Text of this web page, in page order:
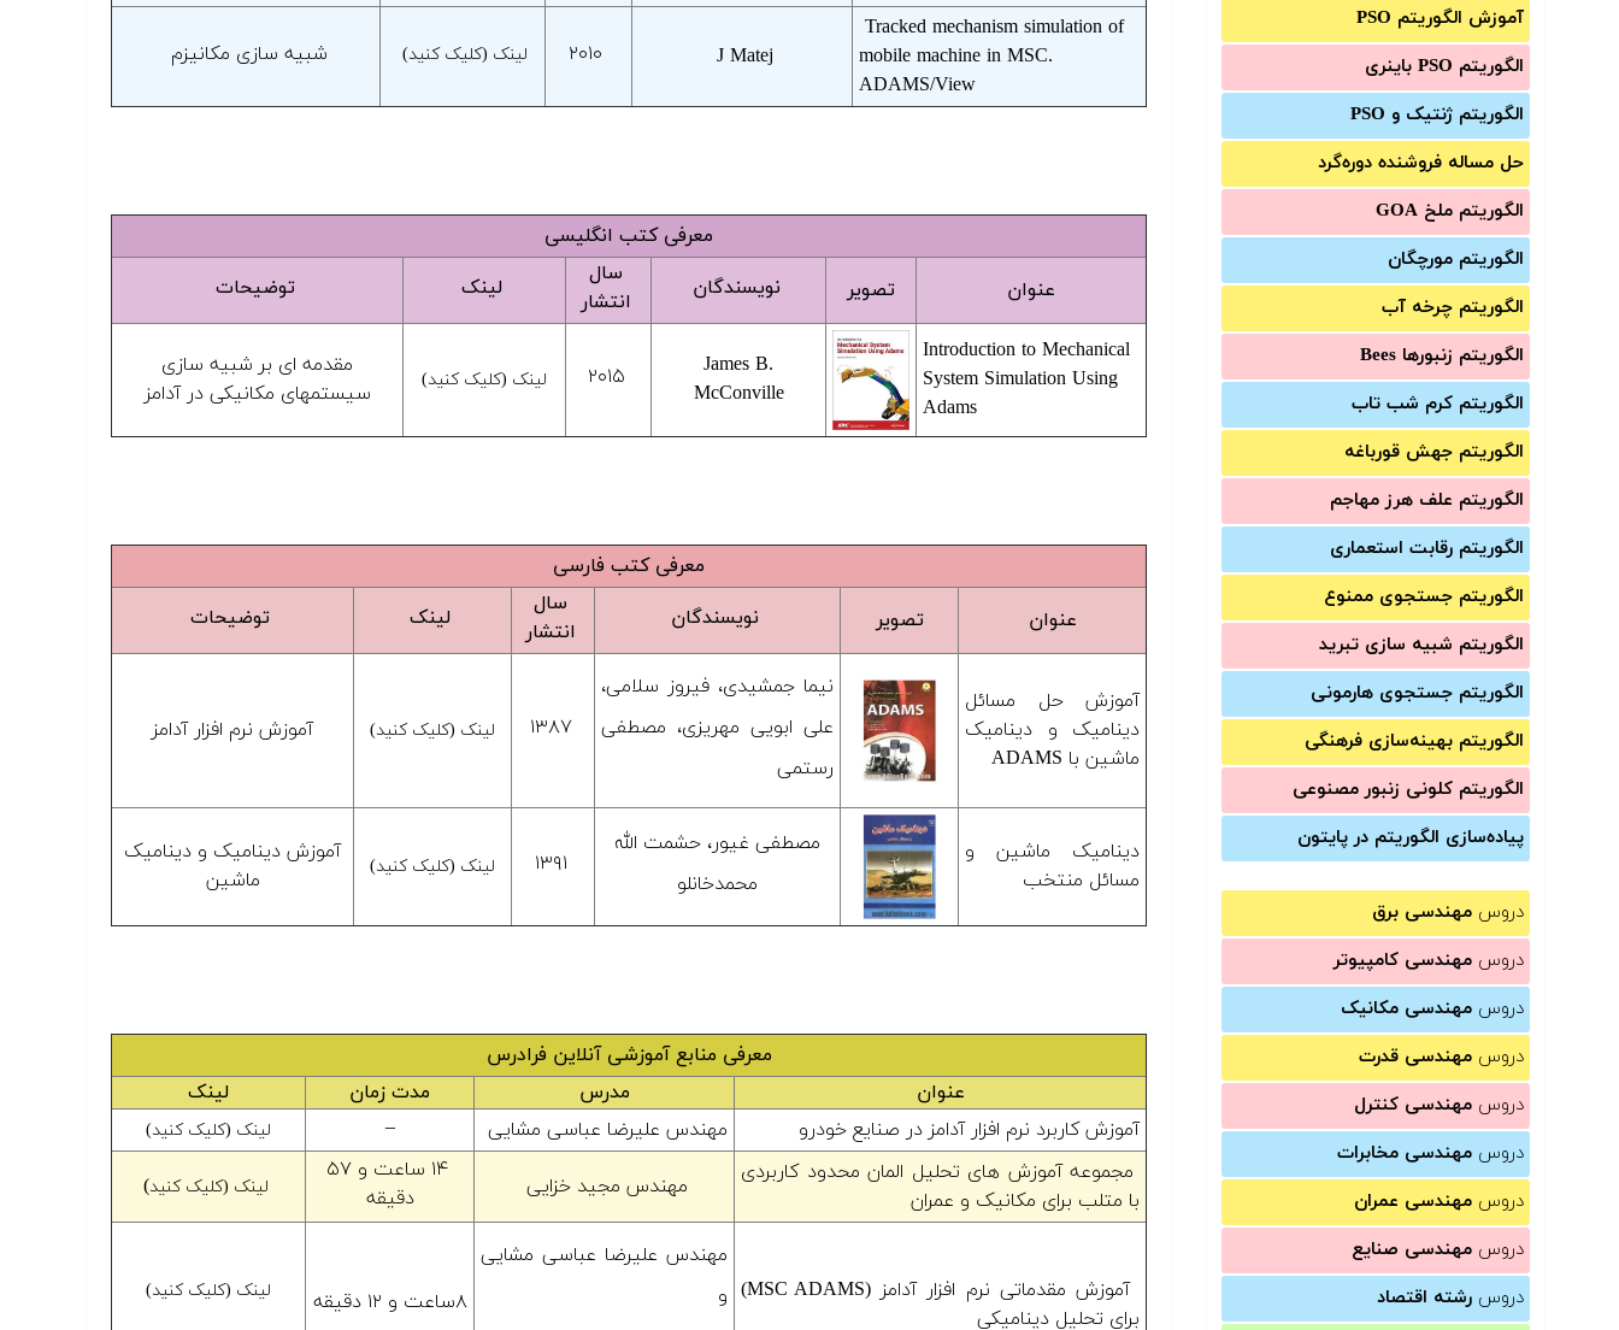
آموزش الگوریتم PSO
الگوریتم PSO باینری
الگوریتم ژنتیک و PSO
حل مساله فروشنده دوره‌گرد
الگوریتم ملخ GOA
الگوریتم مورچگان
الگوریتم چرخه آب
الگوریتم زنبورها Bees
الگوریتم کرم شب تاب
الگوریتم جهش قورباغه
الگوریتم علف هرز مهاجم
الگوریتم رقابت استعماری
الگوریتم جستجوی ممنوع
الگوریتم شبیه سازی تبرید
الگوریتم جستجوی هارمونی
الگوریتم بهینه‌سازی فرهنگی
الگوریتم کلونی زنبور مصنوعی
پیاده‌سازی الگوریتم در پایتون
دروس مهندسی برق
دروس مهندسی کامپیوتر
دروس مهندسی مکانیک
دروس مهندسی قدرت
دروس مهندسی کنترل
دروس مهندسی مخابرات
دروس مهندسی عمران
دروس مهندسی صنایع
دروس رشته اقتصاد
Tracked mechanism simulation of
mobile machine in MSC.
ADAMS/View
J Matej لینک (کلیک کنید) شبیه سازی مکانیزم
معرفی کتب انگلیسی
عنوان تصویر نویسندگان
سال
انتشار
لینک توضیحات
Introduction to Mechanical
System Simulation Using
Adams
James B.
McConville
۲۰۱۵ لینک (کلیک کنید)
مقدمه ای بر شبیه سازی
سیستمهای مکانیکی در آدامز
معرفی کتب فارسی
عنوان تصویر نویسندگان
سال
انتشار
لینک توضیحات
آموزش حل مسائل
دینامیک و دینامیک
ماشین با ADAMS
نیما جمشیدی، فیروز سلامی،
علی ابویی مهریزی، مصطفی
رستمی
۱۳۸۷ لینک (کلیک کنید) آموزش نرم افزار آدامز
دینامیک ماشین و
مسائل منتخب
مصطفی غیور، حشمت الله
محمدخانلو
۱۳۹۱ لینک (کلیک کنید)
آموزش دینامیک و دینامیک
ماشین
معرفی منابع آموزشی آنلاین فرادرس
عنوان
مدرس مدت زمان
لینک
آموزش کاربرد نرم افزار آدامز در صنایع خودرو
مهندس علیرضا عباسی مشایی – لینک (کلیک کنید)
مجموعه آموزش های تحلیل المان محدود کاربردی
با متلب برای مکانیک و عمران
مهندس مجید خزایی
۱۴ ساعت و ۵۷
دقیقه
(لینک (کلیک کنید
آموزش مقدماتی نرم افزار آدامز (MSC ADAMS)
برای تحلیل دینامیکی
مهندس علیرضا عباسی مشایی
و
۸ساعت و ۱۲ دقیقه لینک (کلیک کنید)